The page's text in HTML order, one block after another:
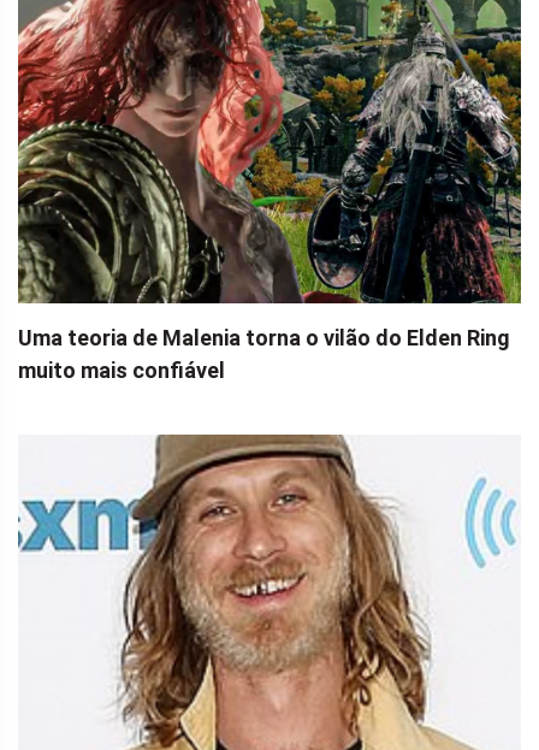
Uma teoria de Malenia torna o vilão do Elden Ring
muito mais confiável